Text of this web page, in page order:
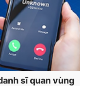
sĩ quan vùng